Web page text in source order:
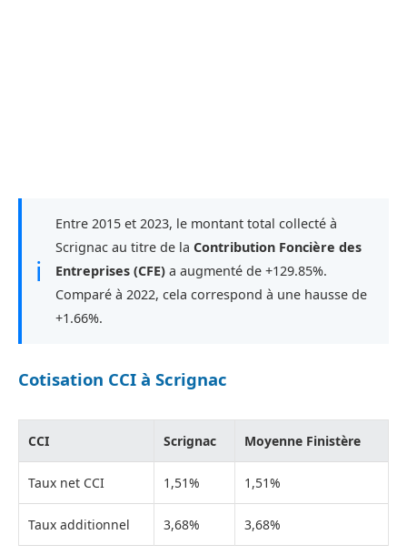
ℹ
Entre 2015 et 2023, le montant total collecté à
Scrignac au titre de la Contribution Foncière des
Entreprises (CFE) a augmenté de +129.85%.
Comparé à 2022, cela correspond à une hausse de
+1.66%.
Cotisation CCI à Scrignac
CCI Scrignac Moyenne Finistère
Taux net CCI 1,51% 1,51%
Taux additionnel 3,68% 3,68%